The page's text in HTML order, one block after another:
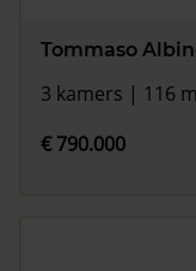
Tommaso
3 kamers | 116
€ 790.000